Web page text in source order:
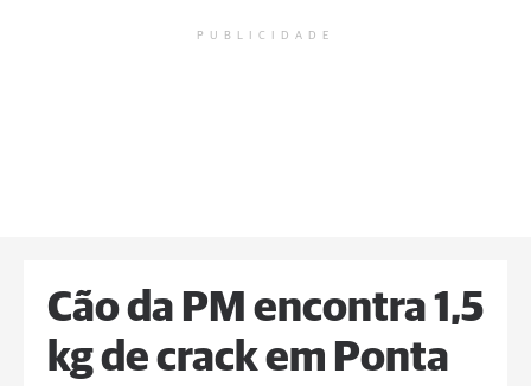
PUBLICIDADE
Cão da PM encontra 1,5
kg de crack em Ponta